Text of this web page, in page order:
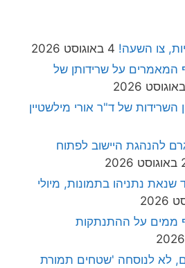
צו השעה! 4 באוגוסט 2026
המאמרים על שרידותן של
השרידות של ד"ר אורי מילשטיין
להנהגת היישוב לפתוח
2026
שנאת נתניהו בתמונות, מיולי
ממים על ההתנתקות
לא לנוסחה 'שטחים תמורת